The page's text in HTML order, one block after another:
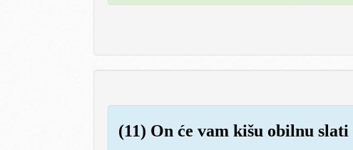
(11) On će vam kišu obilnu slati